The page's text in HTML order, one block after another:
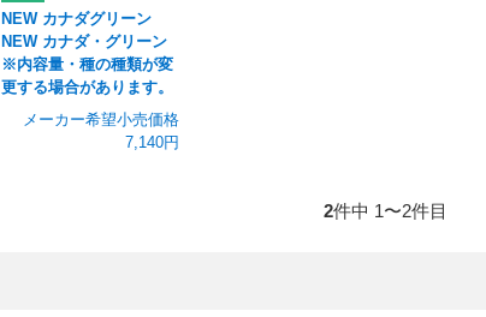
NEW カナダグリーン
NEW カナダ・グリーン
※内容量・種の種類が変
更する場合があります。
メーカー希望小売価格
7,140円
2件中 1〜2件目